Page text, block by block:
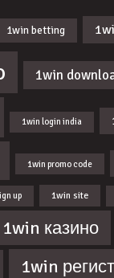
1win betting
1win
1win login india
1win promo code
up 1win site
1win казино
1win